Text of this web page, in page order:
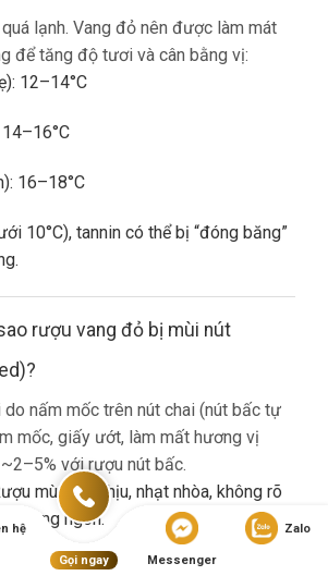
lạnh. Vang đỏ nên được làm mát
để tăng độ tươi và cân bằng vị:
12–14°C
16–18°C
10°C), tannin có thể bị “đóng băng”
rượu vang đỏ bị mùi nút
do nấm mốc trên nút chai (nút bấc tự
mốc, giấy ướt, làm mất hương vị
với rượu nút bấc.
mùi khó chịu, nhạt nhòa, không rõ
vang ngon.
nên liên hệ cửa hàng đổi trả (nếu có
hệ
Gọi ngay Messenger
Zalo